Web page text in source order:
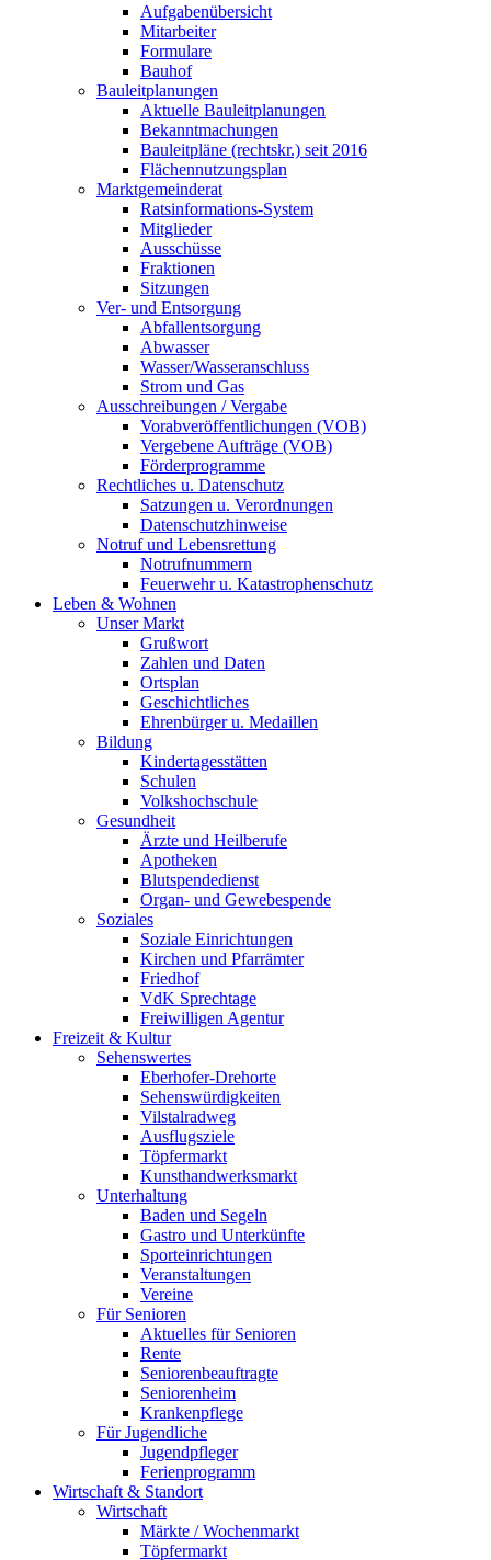
Aufgabenübersicht
Mitarbeiter
Formulare
Bauhof
Bauleitplanungen
Aktuelle Bauleitplanungen
Bekanntmachungen
Bauleitpläne (rechtskr.) seit 2016
Flächennutzungsplan
Marktgemeinderat
Ratsinformations-System
Mitglieder
Ausschüsse
Fraktionen
Sitzungen
Ver- und Entsorgung
Abfallentsorgung
Abwasser
Wasser/Wasseranschluss
Strom und Gas
Ausschreibungen / Vergabe
Vorabveröffentlichungen (VOB)
Vergebene Aufträge (VOB)
Förderprogramme
Rechtliches u. Datenschutz
Satzungen u. Verordnungen
Datenschutzhinweise
Notruf und Lebensrettung
Notrufnummern
Feuerwehr u. Katastrophenschutz
Leben & Wohnen
Unser Markt
Grußwort
Zahlen und Daten
Ortsplan
Geschichtliches
Ehrenbürger u. Medaillen
Bildung
Kindertagesstätten
Schulen
Volkshochschule
Gesundheit
Ärzte und Heilberufe
Apotheken
Blutspendedienst
Organ- und Gewebespende
Soziales
Soziale Einrichtungen
Kirchen und Pfarrämter
Friedhof
VdK Sprechtage
Freiwilligen Agentur
Freizeit & Kultur
Sehenswertes
Eberhofer-Drehorte
Sehenswürdigkeiten
Vilstalradweg
Ausflugsziele
Töpfermarkt
Kunsthandwerksmarkt
Unterhaltung
Baden und Segeln
Gastro und Unterkünfte
Sporteinrichtungen
Veranstaltungen
Vereine
Für Senioren
Aktuelles für Senioren
Rente
Seniorenbeauftragte
Seniorenheim
Krankenpflege
Für Jugendliche
Jugendpfleger
Ferienprogramm
Wirtschaft & Standort
Wirtschaft
Märkte / Wochenmarkt
Töpfermarkt